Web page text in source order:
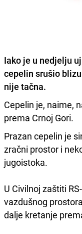
Iako je u nedjelju
cepelin srušio
nije tačna.
Cepelin je, naime,
prema Crnoj Gori.
Prazan cepelin je
zračni prostor i
jugoistoka.
U Civilnoj zaštiti
vazdušnog
dalje kretanje